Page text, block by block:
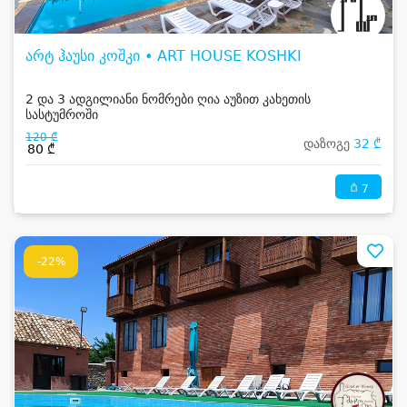
არტ ჰაუსი კოშკი • ART HOUSE KOSHKI
2 და 3 ადგილიანი ნომრები ღია აუზით კახეთის
სასტუმროში
120 ₾
80 ₾ დაზოგე 32 ₾
7
-22%